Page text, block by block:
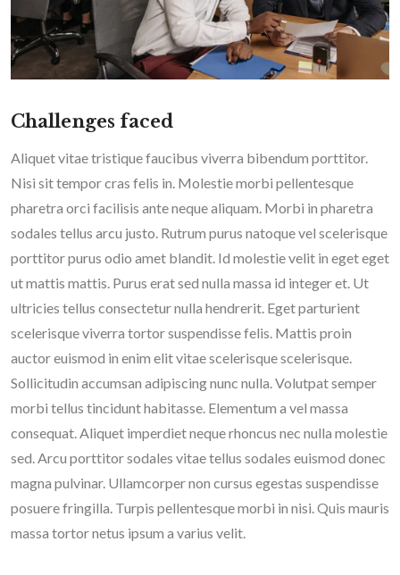
Challenges faced
Aliquet vitae tristique faucibus viverra bibendum porttitor.
Nisi sit tempor cras felis in. Molestie morbi pellentesque
pharetra orci facilisis ante neque aliquam. Morbi in pharetra
sodales tellus arcu justo. Rutrum purus natoque vel scelerisque
porttitor purus odio amet blandit. Id molestie velit in eget eget
ut mattis mattis. Purus erat sed nulla massa id integer et. Ut
ultricies tellus consectetur nulla hendrerit. Eget parturient
scelerisque viverra tortor suspendisse felis. Mattis proin
auctor euismod in enim elit vitae scelerisque scelerisque.
Sollicitudin accumsan adipiscing nunc nulla. Volutpat semper
morbi tellus tincidunt habitasse. Elementum a vel massa
consequat. Aliquet imperdiet neque rhoncus nec nulla molestie
sed. Arcu porttitor sodales vitae tellus sodales euismod donec
magna pulvinar. Ullamcorper non cursus egestas suspendisse
posuere fringilla. Turpis pellentesque morbi in nisi. Quis mauris
massa tortor netus ipsum a varius velit.